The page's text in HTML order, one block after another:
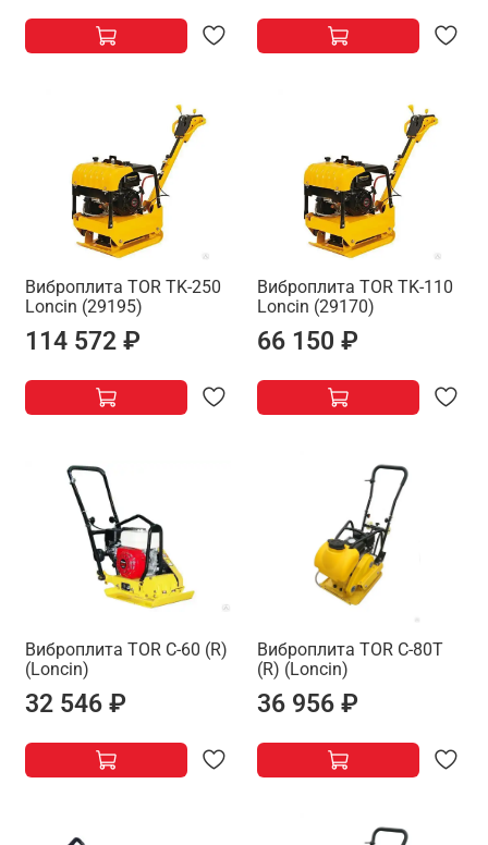
Виброплита TOR TK-250
Loncin (29195)
114 572 ₽
Виброплита TOR TK-110
Loncin (29170)
66 150 ₽
Виброплита TOR C-60 (R)
(Loncin)
32 546 ₽
Виброплита TOR C-80T
(R) (Loncin)
36 956 ₽